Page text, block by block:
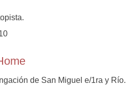
de San Miguel e/1ra y Río.